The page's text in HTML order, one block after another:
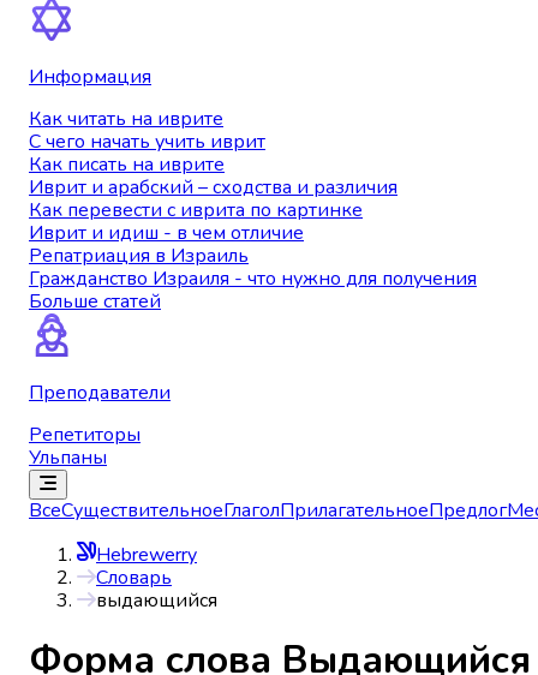
Информация
Как читать на иврите
С чего начать учить иврит
Как писать на иврите
Иврит и арабский – сходства и различия
Как перевести с иврита по картинке
Иврит и идиш - в чем отличие
Репатриация в Израиль
Гражданство Израиля - что нужно для получения
Больше статей
Преподаватели
Репетиторы
Ульпаны
ВсеСуществительноеГлаголПрилагательноеПредлог
Hebrewerry
Словарь
выдающийся
Форма слова Выдающийся